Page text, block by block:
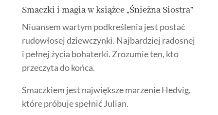
Smaczki i magia w książce „Śnieżna Siostra”
Niuansem wartym podkreślenia jest postać
rudowłosej dziewczynki. Najbardziej radosnej
i pełnej życia bohaterki. Zrozumie ten, kto
przeczyta do końca.
Smaczkiem jest największe marzenie Hedvig,
które próbuje spełnić Julian.